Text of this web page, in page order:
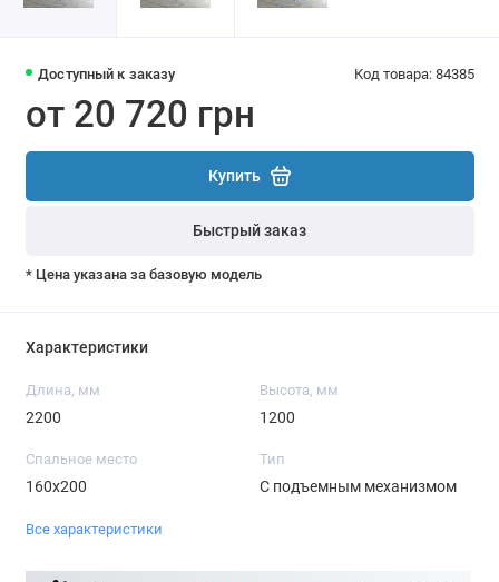
Доступный к заказу Код товара: 84385
от 20 720 грн
Купить
Быстрый заказ
* Цена указана за базовую модель
Характеристики
Длина, мм
2200
Высота, мм
1200
Спальное место
160х200
Тип
С подъемным механизмом
Все характеристики